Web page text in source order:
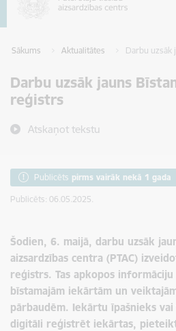
Sākums Aktualitātes Darbu uzsāk
Darbu uzsāk jauns
reģistrs
Atskaņot tekstu
Publicēts pirms vairāk nekā 1 gada
Publicēts: 06.05.2025.
Šodien, 6. maijā, darbu uzsāk
aizsardzības centra (PTAC)
reģistrs. Tas apkopos
bīstamajām iekārtām un
pārbaudēm. Iekārtu īpašnieks
digitāli reģistrēt iekārtas,